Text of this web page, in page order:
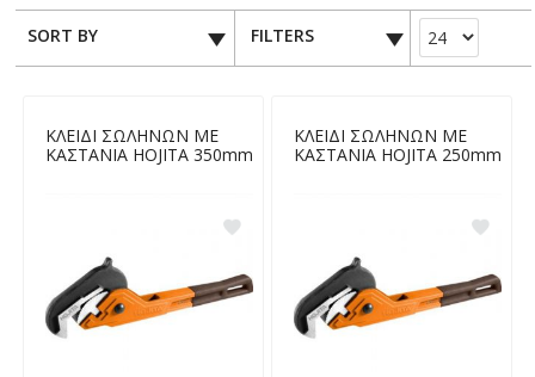
SORT BY FILTERS
ΚΛΕΙΔΙ ΣΩΛΗΝΩΝ ΜΕ
ΚΑΣΤΑΝΙΑ HOJITA 350mm
ΚΛΕΙΔΙ ΣΩΛΗΝΩΝ ΜΕ
ΚΑΣΤΑΝΙΑ HOJITA 250mm